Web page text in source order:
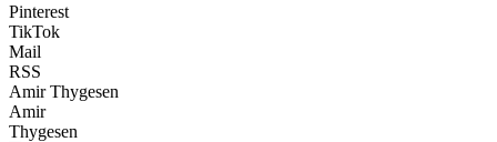
Pinterest
TikTok
Mail
RSS
Amir Thygesen
Amir
Thygesen